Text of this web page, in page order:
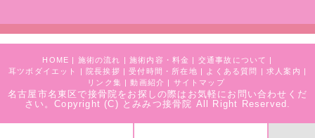
HOME | 施術の流れ | 施術内容・料金 | 交通事故について |
耳ツボダイエット
| 院長挨拶 | 受付時間・所在地 | よくある質問 | 求人案内 |
リンク集 | 動画紹介 | サイトマップ
名古屋市名東区で接骨院をお探しの際はお気軽にお問い合わせくだ
さい。Copyright (C) とみみつ接骨院 All Right Reserved.